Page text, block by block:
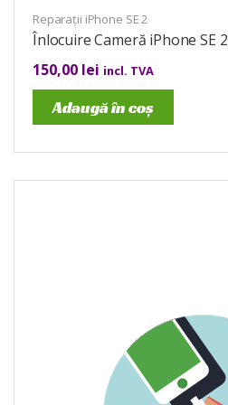
Reparații iPhone SE 2
Înlocuire Cameră iPhone SE 2
150,00 lei incl. TVA
Adaugă în coș